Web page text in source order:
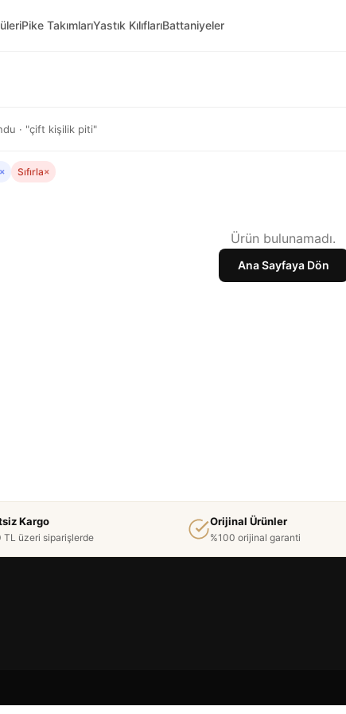
Pike TakımlarıYastık KılıflarıBattaniyeler
· "çift kişilik piti"
× Sıfırla×
Ürün bulunamadı.
Ana Sayfaya Dön
Kargo
TL üzeri siparişlerde
Orijinal Ürünler
%100 orijinal garanti